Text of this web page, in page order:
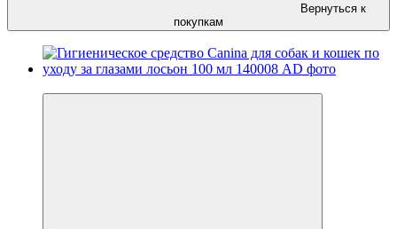
Вернуться к
покупкам